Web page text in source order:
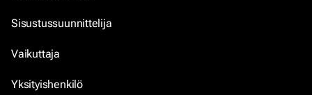
Sisustussuunnittelija
Vaikuttaja
Yksityishenkilö